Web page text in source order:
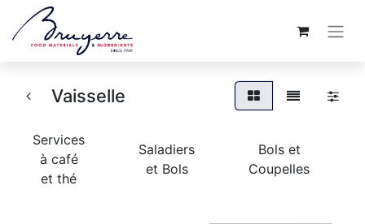
Vaisselle
Services
à café
et thé
Saladiers
et Bols
Bols et
Coupelles